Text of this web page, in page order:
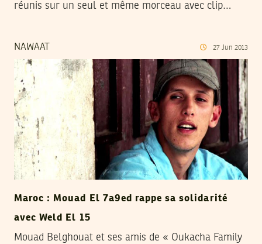
réunis sur un seul et même morceau avec clip…
NAWAAT 27 Jun 2013
Maroc : Mouad El 7a9ed rappe sa solidarité
avec Weld El 15
Mouad Belghouat et ses amis de « Oukacha Family